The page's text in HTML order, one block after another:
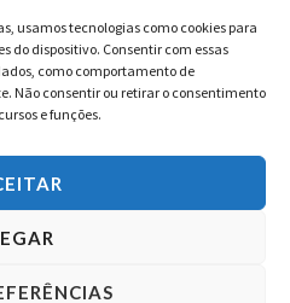
usamos tecnologias como cookies para
do dispositivo. Consentir com essas
como comportamento de
Não consentir ou retirar o consentimento
e funções.
Instagram
Whatsapp
de Venda